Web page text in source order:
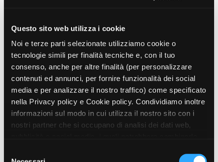
Questo sito web utilizza i cookie
Noi e terze parti selezionate utilizziamo cookie o
tecnologie simili per finalità tecniche e, con il tuo
consenso, anche per altre finalità (per personalizzare
contenuti ed annunci, per fornire funzionalità dei social
media e per analizzare il nostro traffico) come specificato
nella Privacy policy e Cookie policy. Condividiamo inoltre
informazioni sul modo in cui utilizza il nostro sito con i
nostri partner che si occupano di analisi dei dati web,
raccolto dal suo utilizzo dei loro servizi. Puoi liberamente
profondamente diverse.
Nella fattoria Antonio incontra per la prima volta i
wwoofers ospiti di Karl, ragazzi provenienti da tutto il
mondo che vogliono imparare il mestiere del contadino
in cambio di cibo e ospitalità. Tra loro Antonio conosce
Emily, una ragazza giovanissima che ha lasciato tutto
per seguire la sua vera passione: la terra. Antonio è
affascinato dallo spirito libero di Emily e tra i due
ragazzi nasce una storia breve ma intensa, autentica.
decide di non rischiare con il suo lavoro e decide di